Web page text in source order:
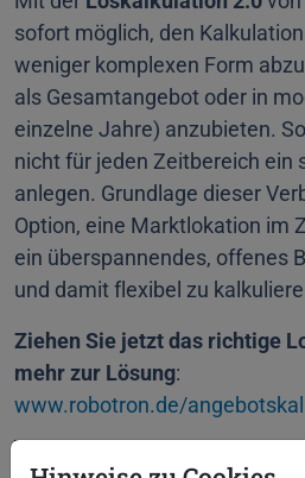
sofort möglich, den
weniger komplexen Form
als Gesamtangebot oder in
einzelne Jahre) anzubieten.
nicht für jeden Zeitbereich ein
anlegen. Grundlage dieser
Option, eine Marktlokation im
ein überspannendes, offenes
und damit flexibel zu
Ziehen Sie jetzt das richtige
mehr zur Lösung:
www.robotron.de/